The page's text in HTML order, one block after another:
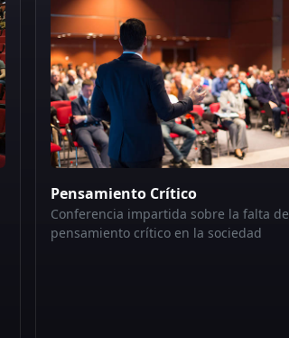
Pensamiento Crítico
Conferencia impartida sobre la falta de
pensamiento crítico en la sociedad